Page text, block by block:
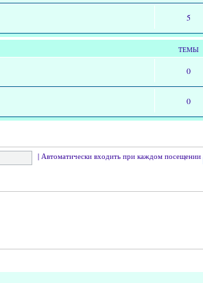
5
ТЕМЫ
0
0
| Автоматически входить при каждом посещении